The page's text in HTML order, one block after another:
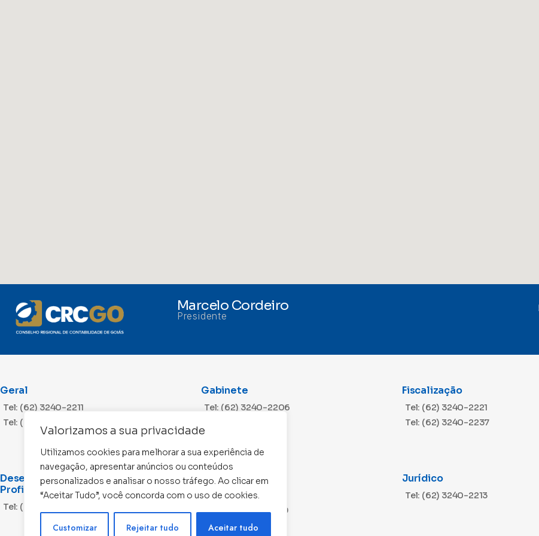
Valorizamos a sua privacidade
Utilizamos cookies para melhorar a sua experiência de
navegação, apresentar anúncios ou conteúdos
personalizados e analisar o nosso tráfego. Ao clicar em
“Aceitar Tudo”, você concorda com o uso de cookies.
Customizar Rejeitar tudo Aceitar tudo
Marcelo Cordeiro
Presidente
Geral
Tel: (62) 3240-2211
Tel: (62) 3240-2212
Gabinete
Tel: (62) 3240-2206
Fiscalização
Tel: (62) 3240-2221
Tel: (62) 3240-2237
Desenvolvimento
Profissional
Tel: (62) 3240-2203
Cobrança
Tel: (62) 3240-2216
Tel: (62) 3240-2229
Jurídico
Tel: (62) 3240-2213